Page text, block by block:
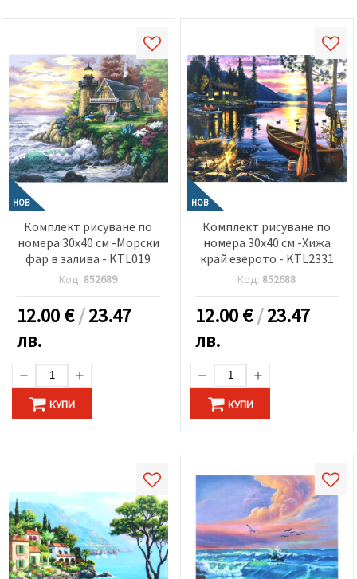
НОВ
Комплект рисуване по
номера 30x40 см -Морски
фар в залива - KTL019
Код: 852689
12.00€/23.47
лв.
КУПИ
НОВ
Комплект рисуване по
номера 30x40 см -Хижа
край езерото - KTL2331
Код: 852688
12.00€/23.47
лв.
КУПИ